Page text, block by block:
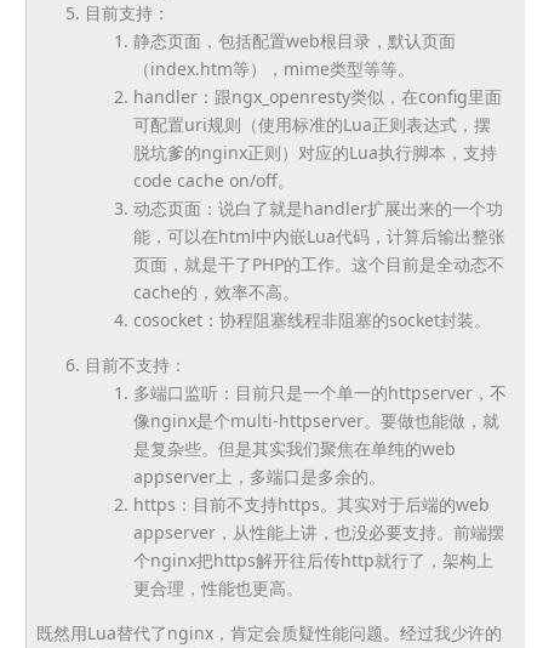
目前支持：
静态页面，包括配置web根目录，默认页面
（index.htm等），mime类型等等。
handler：跟ngx_openresty类似，在config里面
可配置uri规则（使用标准的Lua正则表达式，摆
脱坑爹的nginx正则）对应的Lua执行脚本，支持
code cache on/off。
动态页面：说白了就是handler扩展出来的一个功
能，可以在html中内嵌Lua代码，计算后输出整张
页面，就是干了PHP的工作。这个目前是全动态不
cache的，效率不高。
cosocket：协程阻塞线程非阻塞的socket封装。
目前不支持：
多端口监听：目前只是一个单一的httpserver，不
像nginx是个multi-httpserver。要做也能做，就
是复杂些。但是其实我们聚焦在单纯的web
appserver上，多端口是多余的。
https：目前不支持https。其实对于后端的web
appserver，从性能上讲，也没必要支持。前端摆
个nginx把https解开往后传http就行了，架构上
更合理，性能也更高。
既然用Lua替代了nginx，肯定会质疑性能问题。经过我少许的